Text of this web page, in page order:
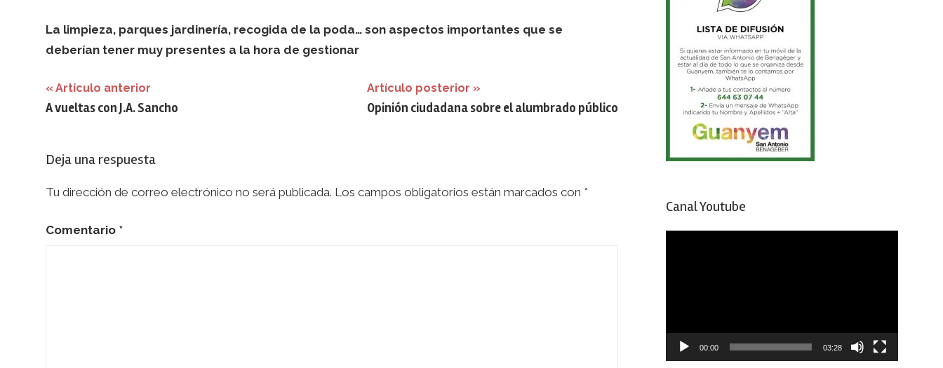
La limpieza, parques jardinería, recogida de la poda… son aspectos importantes que se
deberían tener muy presentes a la hora de gestionar
Navegación
de
Artículo anterior
A vueltas con J.A. Sancho
Artículo posterior
Opinión ciudadana sobre el alumbrado público
Deja una respuesta
Tu dirección de correo electrónico no será publicada. Los campos obligatorios están marcados con *
Comentario *
Canal Youtube
00:00 03:28